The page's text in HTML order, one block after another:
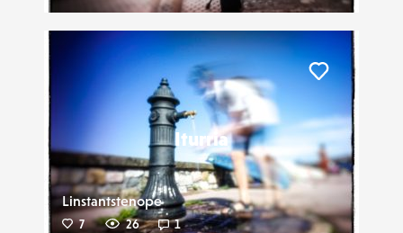
Iturria
Linstantstenope
7 26 1
Liker